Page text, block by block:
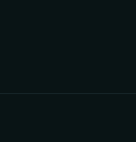
Parasport